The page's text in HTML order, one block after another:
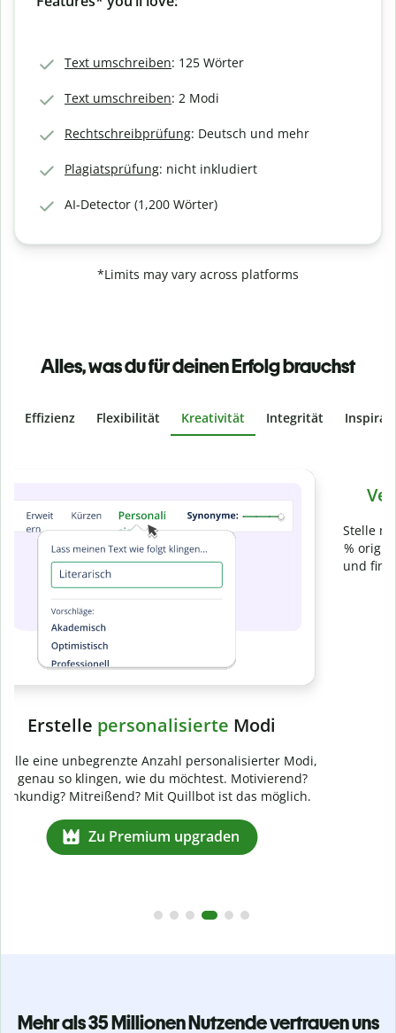
Text umschreiben: 125 Wörter
Text umschreiben: 2 Modi
Rechtschreibprüfung: Deutsch und mehr
Plagiatsprüfung: nicht inkludiert
AI-Detector (1,200 Wörter)
*Limits may vary across platforms
Alles, was du für deinen Erfolg brauchst
Effizienz Flexibilität Kreativität Integrität
Stelle mit der Plagiatsprüfung sicher, dass dein Text zu 100
% original ist. Analysiere deine Arbeit in Sekundenschnelle
und finde fehlende Quellenangaben in über 100 Sprachen.
Mehr als 35 Millionen Nutzende vertrauen uns